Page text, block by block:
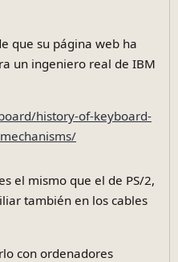
que su página web ha
un ingeniero real de IBM
history-of-keyboard-
el mismo que el de PS/2,
también en los cables
con ordenadores